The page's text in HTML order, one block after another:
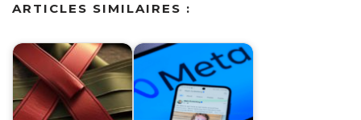
ARTICLES SIMILAIRES :